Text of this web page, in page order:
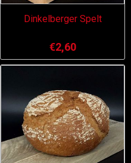
Dinkelberger Spelt
€2,60